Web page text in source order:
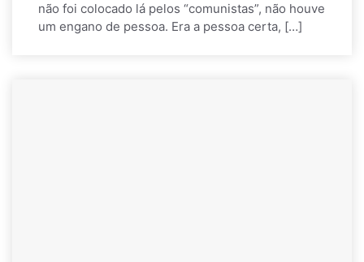
não foi colocado lá pelos “comunistas”, não houve
um engano de pessoa. Era a pessoa certa, […]